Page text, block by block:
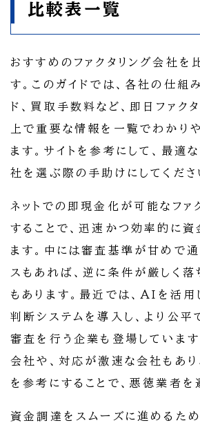
比較表一覧
おすすめのファクタリング会社を
す。このガイドでは、各社の仕組
ド、買取手数料など、即日ファク
上で重要な情報を一覧でわかり
ます。サイトを参考にして、最適
社を選ぶ際の手助けにしてくださ
ネットでの即現金化が可能なファ
することで、迅速かつ効率的に資
ます。中には審査基準が甘めで
スもあれば、逆に条件が厳しく落
もあります。最近では、AIを活
判断システムを導入し、より公平
審査を行う企業も登場していま
会社や、対応が激速な会社もあり
を参考にすることで、悪徳業者を
資金調達をスムーズに進めるた